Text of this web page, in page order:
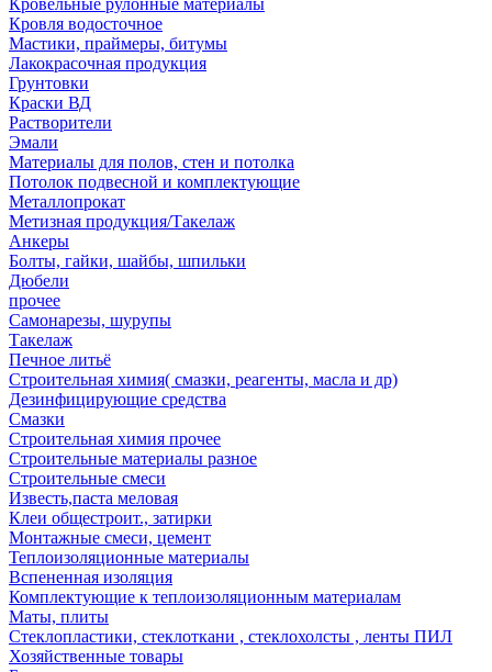
Кровельные рулонные материалы
Кровля водосточное
Мастики, праймеры, битумы
Лакокрасочная продукция
Грунтовки
Краски ВД
Растворители
Эмали
Материалы для полов, стен и потолка
Потолок подвесной и комплектующие
Металлопрокат
Метизная продукция/Такелаж
Анкеры
Болты, гайки, шайбы, шпильки
Дюбели
прочее
Самонарезы, шурупы
Такелаж
Печное литьё
Строительная химия( смазки, реагенты, масла и др)
Дезинфицирующие средства
Смазки
Строительная химия прочее
Строительные материалы разное
Строительные смеси
Известь,паста меловая
Клеи общестроит., затирки
Монтажные смеси, цемент
Теплоизоляционные материалы
Вспененная изоляция
Комплектующие к теплоизоляционным материалам
Маты, плиты
Стеклопластики, стеклоткани , стеклохолсты , ленты ПИЛ
Хозяйственные товары